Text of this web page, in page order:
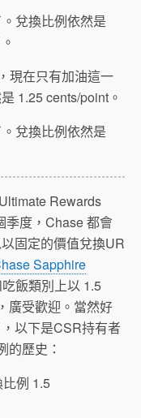
兌換比例依然是
現在只有加油這一
1.25 cents/point。
兌換比例依然是
Rewards
季度，Chase 都會
固定的價值兌換UR
Sapphire
飯類別上以 1.5
廣受歡迎。當然好
以下是CSR持有者
的歷史：
例 1.5